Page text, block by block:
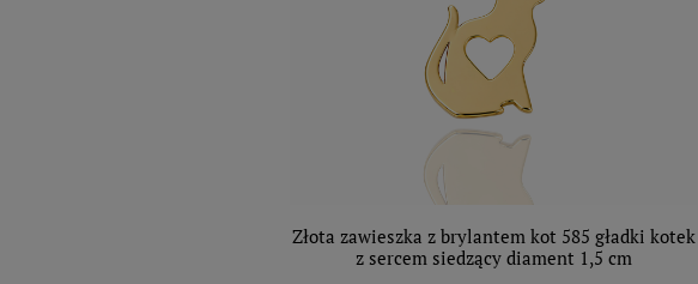
Złota zawieszka z brylantem kot 585 gładki kotek
z sercem siedzący diament 1,5 cm